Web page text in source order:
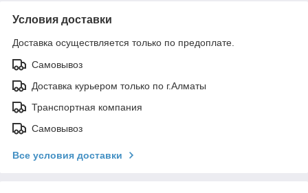
Условия доставки
Доставка осуществляется только по предоплате.
Самовывоз
Доставка курьером только по г.Алматы
Транспортная компания
Самовывоз
Все условия доставки